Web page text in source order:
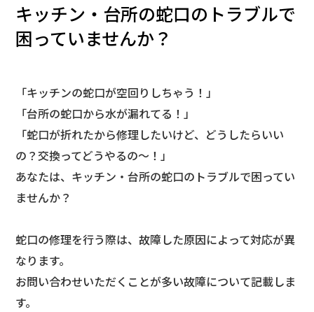
キッチン・台所の蛇口のトラブルで
困っていませんか？
「キッチンの蛇口が空回りしちゃう！」
「台所の蛇口から水が漏れてる！」
「蛇口が折れたから修理したいけど、どうしたらいい
の？交換ってどうやるの～！」
あなたは、キッチン・台所の蛇口のトラブルで困ってい
ませんか？
蛇口の修理を行う際は、故障した原因によって対応が異
なります。
お問い合わせいただくことが多い故障について記載しま
す。